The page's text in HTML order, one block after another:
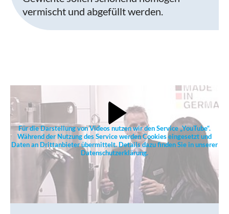
vermischt und abgefüllt werden.
Für die Darstellung von Videos nutzen wir den Service „YouTube“.
Während der Nutzung des Service werden Cookies eingesetzt und
Daten an Drittanbieter übermittelt. Details dazu finden Sie in unserer
Datenschutzerklärung.